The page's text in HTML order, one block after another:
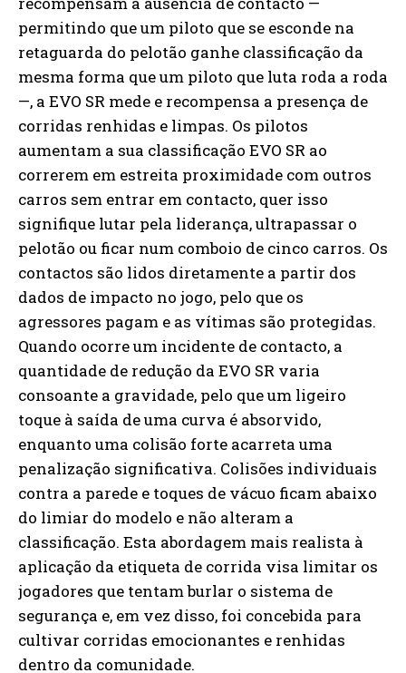
permitindo que um piloto que se esconde na
retaguarda do pelotão ganhe classificação da
mesma forma que um piloto que luta roda a roda
—, a EVO SR mede e recompensa a presença de
corridas renhidas e limpas. Os pilotos
aumentam a sua classificação EVO SR ao
correrem em estreita proximidade com outros
carros sem entrar em contacto, quer isso
signifique lutar pela liderança, ultrapassar o
pelotão ou ficar num comboio de cinco carros. Os
contactos são lidos diretamente a partir dos
dados de impacto no jogo, pelo que os
agressores pagam e as vítimas são protegidas.
Quando ocorre um incidente de contacto, a
quantidade de redução da EVO SR varia
consoante a gravidade, pelo que um ligeiro
toque à saída de uma curva é absorvido,
enquanto uma colisão forte acarreta uma
penalização significativa. Colisões individuais
contra a parede e toques de vácuo ficam abaixo
do limiar do modelo e não alteram a
classificação. Esta abordagem mais realista à
aplicação da etiqueta de corrida visa limitar os
jogadores que tentam burlar o sistema de
segurança e, em vez disso, foi concebida para
cultivar corridas emocionantes e renhidas
dentro da comunidade.